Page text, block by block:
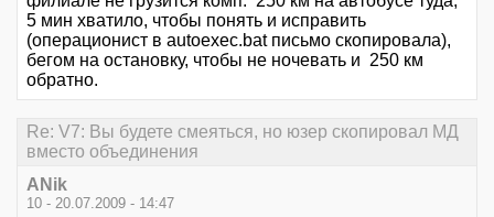
5 мин хватило, чтобы понять и исправить
(операционист в autoexec.bat письмо скопировала),
бегом на остановку, чтобы не ночевать и 250 км
обратно.
Re: V7: Вы будете смеяться, но юзер скопировал МД
вместо объединения
ANik
10 - 20.07.2009 - 14:47